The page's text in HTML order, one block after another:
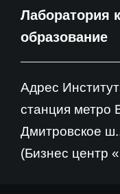
Лаборатория
образование
Адрес
станция метро
Дмитровское
(Бизнес центр